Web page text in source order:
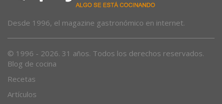
Desde 1996, el magazine gastronómico en internet.
© 1996 - 2026. 31 años. Todos los derechos reservados.
Blog de cocina
Recetas
Artículos